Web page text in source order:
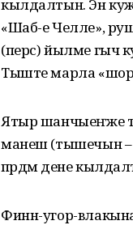
кылдалтын. Эн
«Шаб-е Челле»,
(перс) йылме гыч
Тыште марла
Ятыр шанчыеҥже
манеш (тышечын –
пӧрдмӧ дене
Финн-угор-